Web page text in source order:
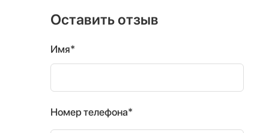
Оставить отзыв
Имя*
Номер телефона*